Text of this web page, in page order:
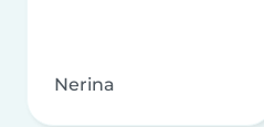
Nerina